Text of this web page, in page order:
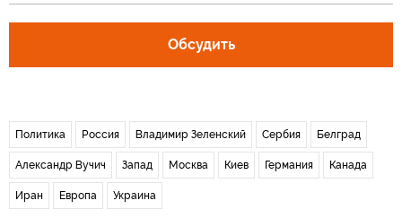
Обсудить
Политика Россия Владимир Зеленский Сербия Белград
Александр Вучич Запад Москва Киев Германия Канада
Иран Европа Украина